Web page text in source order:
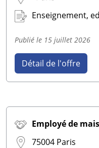
Enseignement,
Publié le 15 juillet 2026
Détail de l'offre
Employé de
75004 Paris